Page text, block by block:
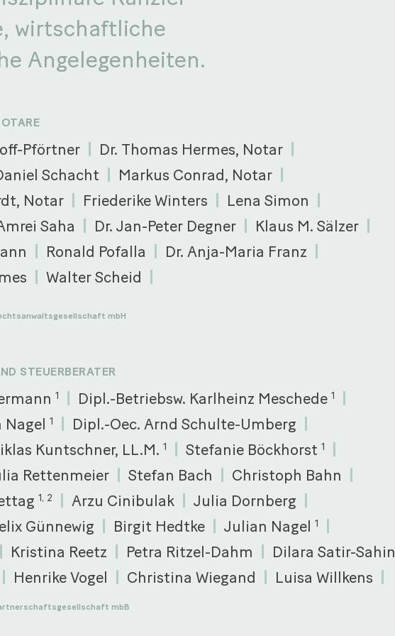
wirtschaftliche
Angelegenheiten.
Pförtner
Dr. Thomas Hermes, Notar
Schacht
Markus Conrad, Notar
Notar
Friederike Winters
Lena Simon
Saha Dr. Jan-Peter Degner
Klaus M. Sälzer
Ronald Pofalla
Dr. Anja-Maria Franz
Walter Scheid
mbH
STEUERBERATER
1 Dipl.-Betriebsw. Karlheinz Meschede 1
Nagel 1
Dipl.-Oec. Arnd Schulte-Umberg
Kuntschner, LL.M. 1 Stefanie Böckhorst 1
Rettenmeier Stefan Bach
Christoph Bahn
1, 2 Arzu Cinibulak
Julia Dornberg
Günnewig Birgit Hedtke Julian Nagel 1
Kristina Reetz Petra Ritzel-Dahm
Dilara Satir-Sahin
Henrike Vogel Christina Wiegand Luisa Willkens
mbB